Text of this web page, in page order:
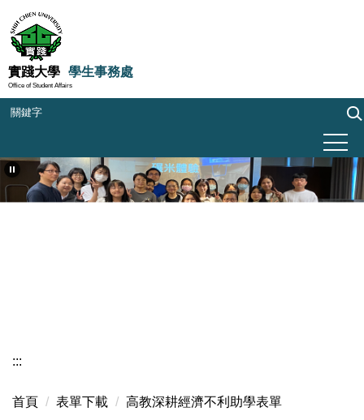
到
主
要
內
容
實踐大學 學生事務處
Office of Student Affairs
:::
首頁 表單下載 高教深耕經濟不利助學表單